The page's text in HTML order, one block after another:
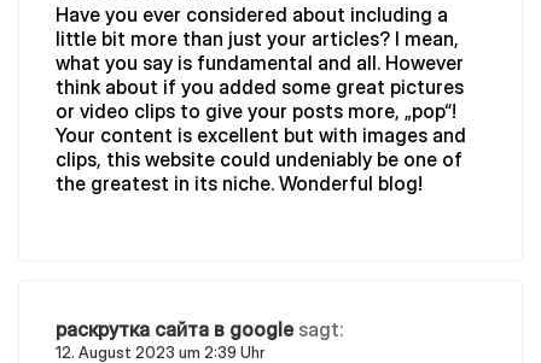
Have you ever considered about including a
little bit more than just your articles? I mean,
what you say is fundamental and all. However
think about if you added some great pictures
or video clips to give your posts more, „pop“!
Your content is excellent but with images and
clips, this website could undeniably be one of
the greatest in its niche. Wonderful blog!
раскрутка сайта в google sagt:
12. August 2023 um 2:39 Uhr